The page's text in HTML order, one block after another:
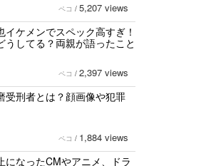
ペコ / 5,207 views
イケメンでスペック高すぎ！
うしてる？両親が語ったこと
ペコ / 2,397 views
受刑者とは？顔画像や犯罪
ペコ / 1,884 views
になったCMやアニメ、ドラ